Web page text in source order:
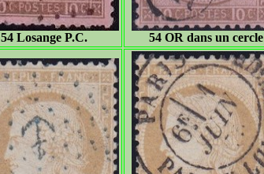
54 Losange P.C. 54 OR dans un cercle